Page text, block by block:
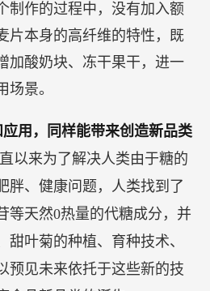
制作的过程中，没有加入额
片本身的高纤维的特性，既
加酸奶块、冻干果干，进一
场景。
用，同样能带来创造新品类
以来为了解决人类由于糖的
胖、健康问题，人类找到了
等天然0热量的代糖成分，并
甜叶菊的种植、育种技术、
预见未来依托于这些新的技